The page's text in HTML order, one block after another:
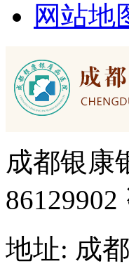
网站地
成都银康
86129902
地址: 成